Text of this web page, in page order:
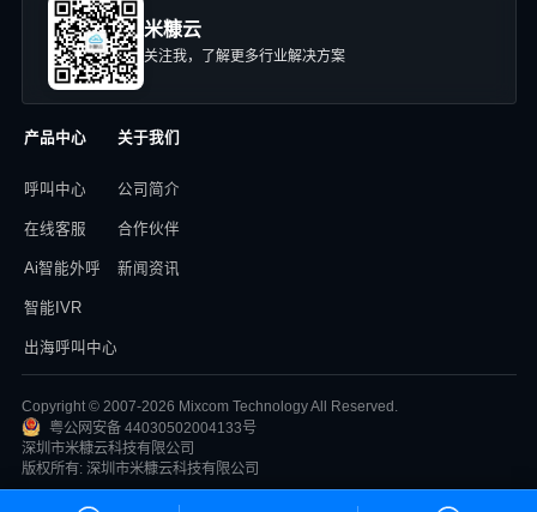
米糠云
关注我，了解更多行业解决方案
产品中心
呼叫中心
在线客服
Ai智能外呼
智能IVR
出海呼叫中心
关于我们
公司简介
合作伙伴
新闻资讯
Copyright © 2007-2026 Mixcom Technology All Reserved.
粤公网安备 44030502004133号
深圳市米糠云科技有限公司
版权所有: 深圳市米糠云科技有限公司